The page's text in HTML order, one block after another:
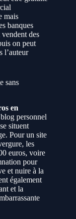
mais
banques
des
on peut
l’auteur
sans
en
personnel
situent
Pour un site
les
euros, voire
pour
et nuire à la
également
et la